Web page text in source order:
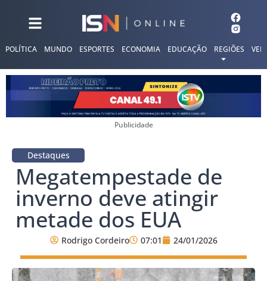
POLÍTICA MUNDO ESPORTES ECONOMIA EDUCAÇÃO REGIÕES
Publicidade
Destaques
Megatempestade de
inverno deve atingir
metade dos EUA
Rodrigo Cordeiro 07:01 24/01/2026